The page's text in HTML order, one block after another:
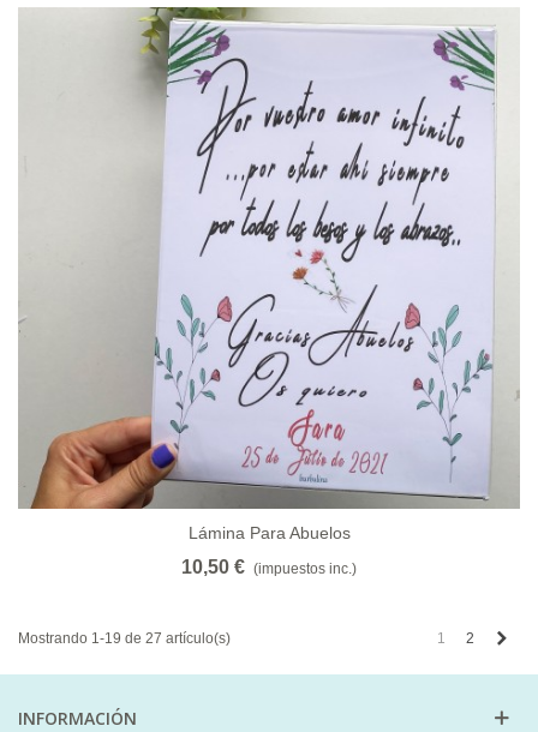
Lámina Para Abuelos
10,50 € (impuestos inc.)
Mostrando 1-19 de 27 artículo(s) 1 2
INFORMACIÓN